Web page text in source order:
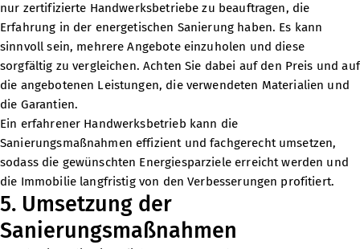
nur zertifizierte Handwerksbetriebe zu beauftragen, die
Erfahrung in der energetischen Sanierung haben. Es kann
sinnvoll sein, mehrere Angebote einzuholen und diese
sorgfältig zu vergleichen. Achten Sie dabei auf den Preis und auf
die angebotenen Leistungen, die verwendeten Materialien und
die Garantien.
Ein erfahrener Handwerksbetrieb kann die
Sanierungsmaßnahmen effizient und fachgerecht umsetzen,
sodass die gewünschten Energiesparziele erreicht werden und
die Immobilie langfristig von den Verbesserungen profitiert.
5. Umsetzung der
Sanierungsmaßnahmen